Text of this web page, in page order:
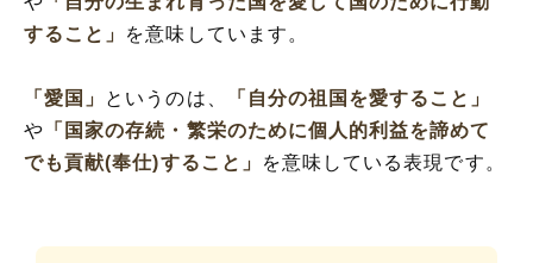
すること」 を意味しています。
「愛国」 というのは、
「自分の祖国を愛すること」
や 「国家の存続・繁栄のために個人的利益を諦めて
でも貢献(奉仕)すること」
を意味している表現です。